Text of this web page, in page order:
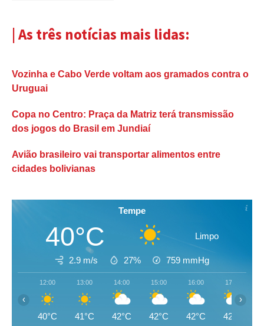
| As três notícias mais lidas:
Vozinha e Cabo Verde voltam aos gramados contra o
Uruguai
Copa no Centro: Praça da Matriz terá transmissão
dos jogos do Brasil em Jundiaí
Avião brasileiro vai transportar alimentos entre
cidades bolivianas
Tempe
40°C Limpo
2.9 m/s 27% 759 mmHg
12:00
40°C
13:00
41°C
14:00
42°C
15:00
42°C
16:00
42°C
17:00
42°C
‹ ›